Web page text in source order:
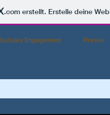
.com erstellt. Erstelle deine
Engagement Presse